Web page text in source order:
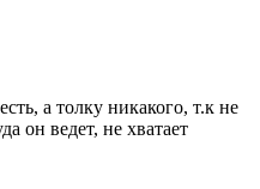
а толку никакого, т.к не
он ведет, не хватает